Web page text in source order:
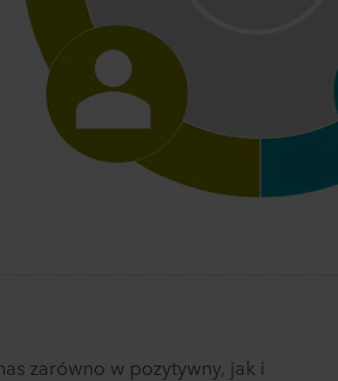
zarówno w pozytywny, jak i